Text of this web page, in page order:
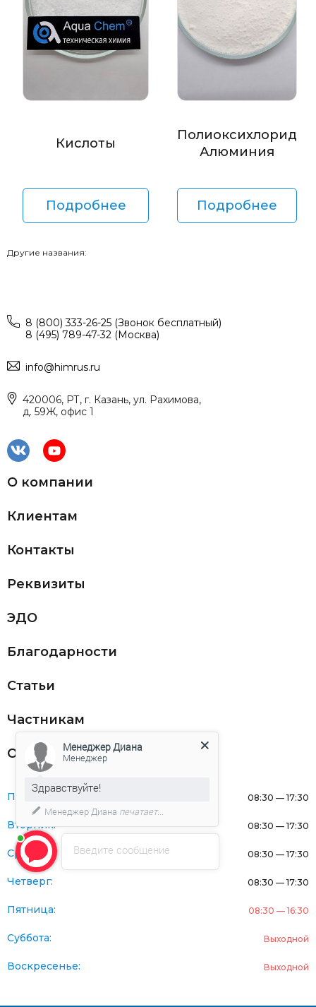
Кислоты
Подробнее
Полиоксихлорид
Алюминия
Подробнее
Другие названия:
8 (800) 333-26-25 (Звонок бесплатный)
8 (495) 789-47-32 (Москва)
info@himrus.ru
420006, РТ, г. Казань, ул. Рахимова,
д. 59Ж, офис 1
О компании
Клиентам
Контакты
Реквизиты
ЭДО
Благодарности
Статьи
Частникам
Оферта
Понедельник: 08:30 — 17:30
Вторник: 08:30 — 17:30
Среда: 08:30 — 17:30
Четверг: 08:30 — 17:30
Пятница: 08:30 — 16:30
Суббота: Выходной
Воскресенье: Выходной
Введите сообщение
Менеджер Диана
Менеджер
Здравствуйте!
Менеджер Диана печатает...